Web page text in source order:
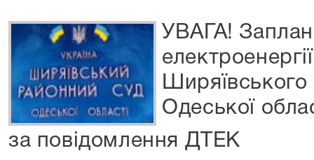
УВАГА!
Ширяївського
Одеської
за повідомлення ДТЕК